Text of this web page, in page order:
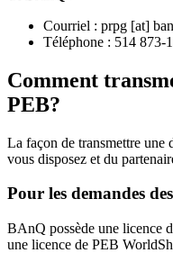
Courriel : prpg [at]
Téléphone : 514 873-
Comment
PEB?
La façon de transmettre une
vous disposez et du
Pour les demandes
BAnQ possède une licence
une licence de PEB